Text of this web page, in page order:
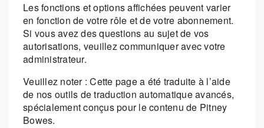
Les fonctions et options affichées peuvent varier
en fonction de votre rôle et de votre abonnement.
Si vous avez des questions au sujet de vos
autorisations, veuillez communiquer avec votre
administrateur.
Veuillez noter : Cette page a été traduite à l’aide
de nos outils de traduction automatique avancés,
spécialement conçus pour le contenu de Pitney
Bowes.